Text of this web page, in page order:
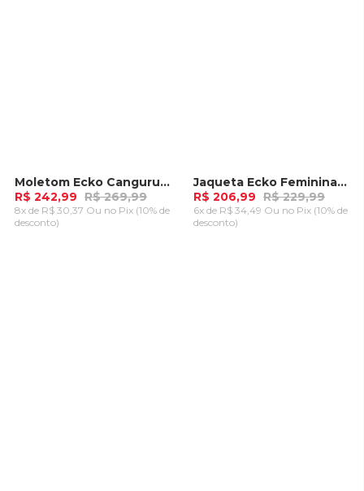
-10%Moletom Ecko Canguru Aberto Preto
R$ 242,99 R$ 269,99
8x de R$ 30,37 Ou no Pix (10% de
desconto)
-10%Jaqueta Ecko Feminina Jeans Azul
R$ 206,99 R$ 229,99
6x de R$ 34,49 Ou no Pix (10% de
desconto)